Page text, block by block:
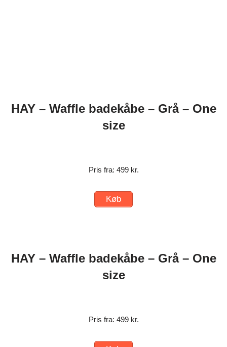
HAY – Waffle badekåbe – Grå – One
size
Pris fra: 499 kr.
Køb
HAY – Waffle badekåbe – Grå – One
size
Pris fra: 499 kr.